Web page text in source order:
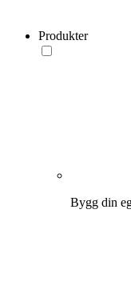
Produkter
Bygg din